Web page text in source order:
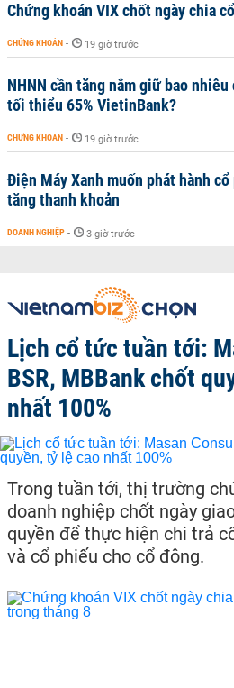
Chứng khoán VIX chốt ngày chia
CHỨNG KHOÁN - 19 giờ trước
NHNN cần tăng nắm giữ bao
tối thiểu 65% VietinBank?
CHỨNG KHOÁN - 19 giờ trước
Điện Máy Xanh muốn phát hành
tăng thanh khoản
DOANH NGHIỆP - 3 giờ trước
Lịch cổ tức tuần tới:
BSR, MBBank chốt
nhất 100%
Trong tuần tới, thị trường
doanh nghiệp chốt ngày
quyền để thực hiện chi trả
và cổ phiếu cho cổ đông.